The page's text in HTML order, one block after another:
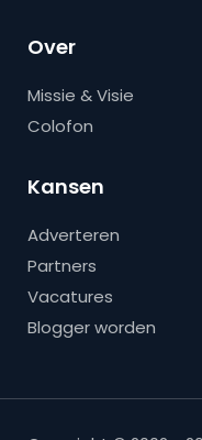
Over
Missie & Visie
Colofon
Kansen
Adverteren
Partners
Vacatures
Blogger worden